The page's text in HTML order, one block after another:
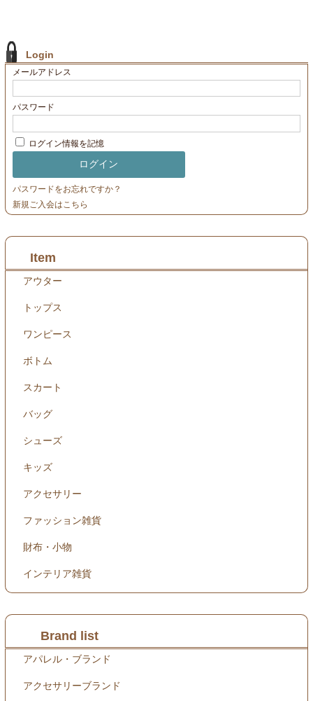
Login
メールアドレス
パスワード
ログイン情報を記憶
パスワードをお忘れですか？
新規ご入会はこちら
Item
アウター
トップス
ワンピース
ボトム
スカート
バッグ
シューズ
キッズ
アクセサリー
ファッション雑貨
財布・小物
インテリア雑貨
Brand list
アパレル・ブランド
アクセサリーブランド